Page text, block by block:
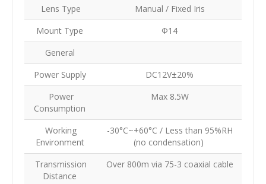
Lens Type
Manual / Fixed Iris
Mount Type
Φ14
General
Power Supply
DC12V±20%
Power
Consumption
Max 8.5W
Working
Environment
-30°C~+60°C / Less than 95%RH
(no condensation)
Transmission
Distance
Over 800m via 75-3 coaxial cable